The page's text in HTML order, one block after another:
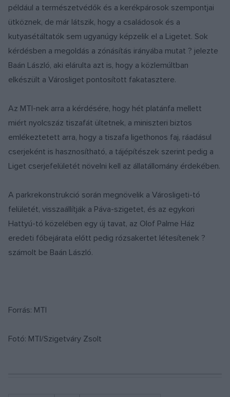
például a természetvédők és a kerékpárosok szempontjai
ütköznek, de már látszik, hogy a családosok és a
kutyasétáltatók sem ugyanúgy képzelik el a Ligetet. Sok
kérdésben a megoldás a zónásítás irányába mutat ? jelezte
Baán László, aki elárulta azt is, hogy a közlemúltban
elkészült a Városliget pontosított fakatasztere.
Az MTI-nek arra a kérdésére, hogy hét platánfa mellett
miért nyolcszáz tiszafát ültetnek, a miniszteri biztos
emlékeztetett arra, hogy a tiszafa ligethonos faj, ráadásul
cserjeként is hasznosítható, a tájépítészek szerint pedig a
Liget cserjefelületét növelni kell az állatállomány érdekében.
A parkrekonstrukció során megnövelik a Városligeti-tó
felületét, visszaállítják a Páva-szigetet, és az egykori
Hattyú-tó közelében egy új tavat, az Olof Palme Ház
eredeti főbejárata előtt pedig rózsakertet létesítenek ?
számolt be Baán László.
Forrás: MTI
Fotó: MTI/Szigetváry Zsolt